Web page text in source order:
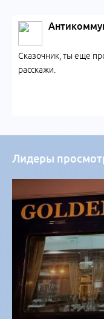
Сказочник, ты еще
расскажи.
Лидеры